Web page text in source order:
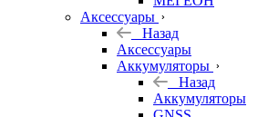
Аксессуары
Назад
Аксессуары
Аккумуляторы
Назад
Аккумуляторы